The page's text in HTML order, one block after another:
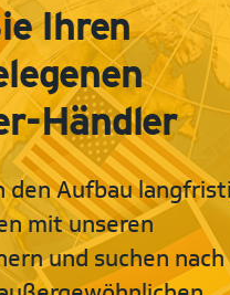
Ihren
Händler
den Aufbau
mit unseren
und suchen nach